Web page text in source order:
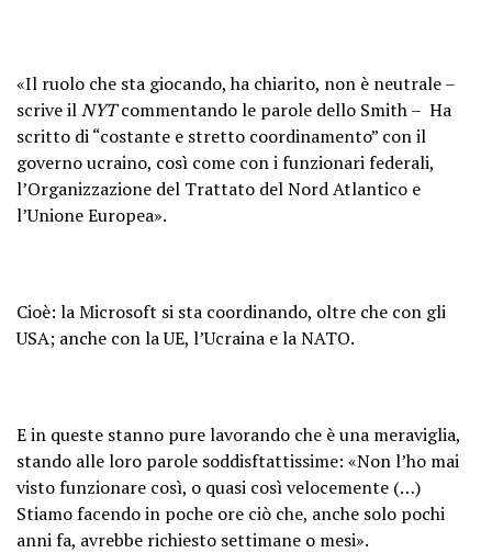
«Il ruolo che sta giocando, ha chiarito, non è neutrale –
scrive ilNYTcommentando le parole dello Smith – Ha
scritto di “costante e stretto coordinamento” con il
governo ucraino, così come con i funzionari federali,
l’Organizzazione del Trattato del Nord Atlantico e
l’Unione Europea».
Cioè: la Microsoft si sta coordinando, oltre che con gli
USA; anche con la UE, l’Ucraina e la NATO.
E in queste stanno pure lavorando che è una meraviglia,
stando alle loro parole soddisftattissime: «Non l’ho mai
visto funzionare così, o quasi così velocemente (…)
Stiamo facendo in poche ore ciò che, anche solo pochi
anni fa, avrebbe richiesto settimane o mesi».